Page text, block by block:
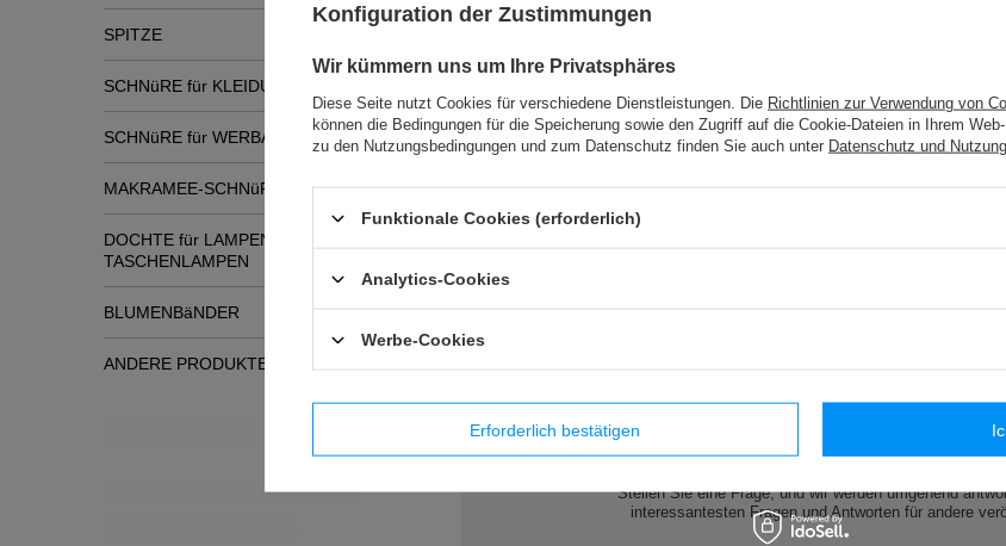
SPITZE
SCHNüRE für KLEIDUNG
SCHNüRE für WERBATASCHEN
MAKRAMEE-SCHNüRE
DOCHTE für LAMPEN und
TASCHENLAMPEN
BLUMENBäNDER
ANDERE PRODUKTE
Brauchen Sie Hilfe? Haben Sie
Stellen Sie eine Frage, und wir werden umgehend
interessantesten Fragen und Antworten für andere
Konfiguration der Zustimmungen
Wir kümmern uns um Ihre Privatsphäres
Diese Seite nutzt Cookies für verschiedene Dienstleistungen. Die Richtlinien zur Verwendung von
können die Bedingungen für die Speicherung sowie den Zugriff auf die Cookie-Dateien in Ihrem
zu den Nutzungsbedingungen und zum Datenschutz finden Sie auch unter Datenschutz und
Funktionale Cookies (erforderlich)
Analytics-Cookies
Werbe-Cookies
Erforderlich bestätigen